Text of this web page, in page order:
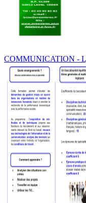
COMMUNICATION -